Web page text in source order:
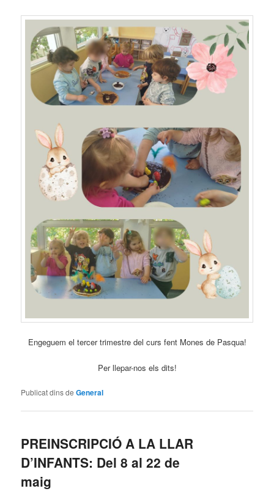
Engeguem el tercer trimestre del curs fent Mones de Pasqua!
Per llepar-nos els dits!
Publicat dins de General
PREINSCRIPCIÓ A LA LLAR
D’INFANTS: Del 8 al 22 de
maig